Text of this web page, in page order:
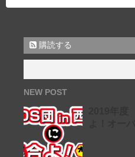
購読する
NEW POST